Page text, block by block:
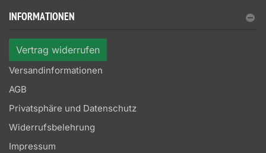
INFORMATIONEN
Vertrag widerrufen
Versandinformationen
AGB
Privatsphäre und Datenschutz
Widerrufsbelehrung
Impressum